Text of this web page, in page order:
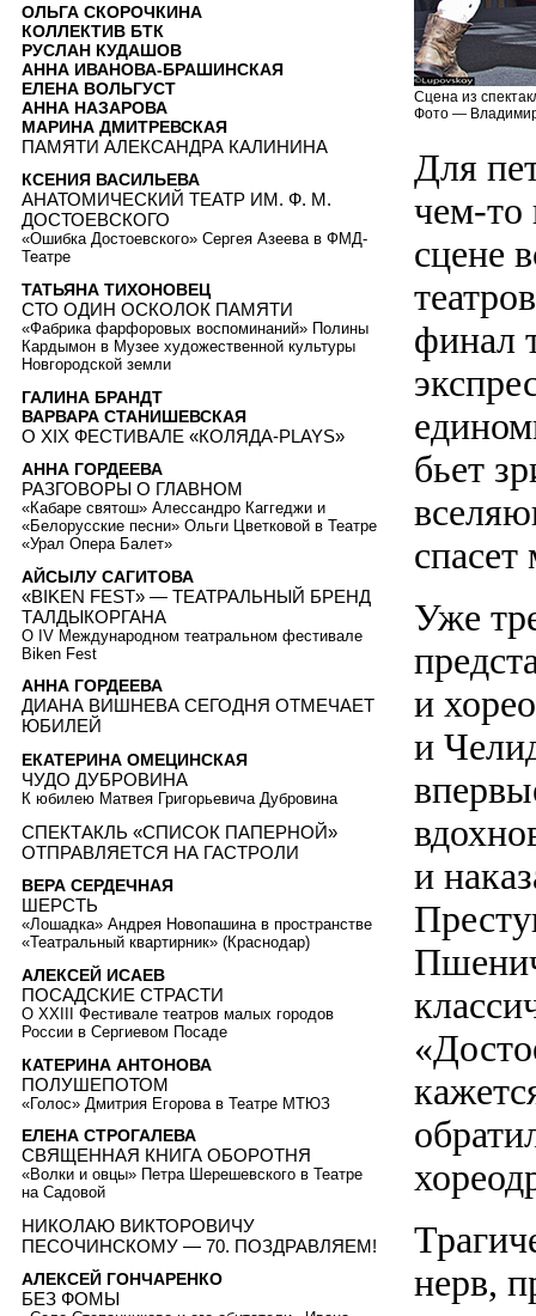
Сцена из
Фото —
Для
чем-то
сцене
финал
бьет
Уже
и
и
и
нерв,
ОЛЬГА СКОРОЧКИНА
КОЛЛЕКТИВ БТК
РУСЛАН КУДАШОВ
АННА ИВАНОВА-БРАШИНСКАЯ
ЕЛЕНА ВОЛЬГУСТ
АННА НАЗАРОВА
МАРИНА ДМИТРЕВСКАЯ
ПАМЯТИ АЛЕКСАНДРА КАЛИНИНА
КСЕНИЯ ВАСИЛЬЕВА
АНАТОМИЧЕСКИЙ ТЕАТР ИМ. Ф. М.
ДОСТОЕВСКОГО
«Ошибка Достоевского» Сергея Азеева в ФМД-
Театре
ТАТЬЯНА ТИХОНОВЕЦ
СТО ОДИН ОСКОЛОК ПАМЯТИ
«Фабрика фарфоровых воспоминаний» Полины
Кардымон в Музее художественной культуры
Новгородской земли
ГАЛИНА БРАНДТ
ВАРВАРА СТАНИШЕВСКАЯ
О XIX ФЕСТИВАЛЕ «КОЛЯДА-PLAYS»
АННА ГОРДЕЕВА
РАЗГОВОРЫ О ГЛАВНОМ
«Кабаре святош» Алессандро Каггеджи и
«Белорусские песни» Ольги Цветковой в Театре
«Урал Опера Балет»
АЙСЫЛУ САГИТОВА
«BIKEN FEST» — ТЕАТРАЛЬНЫЙ БРЕНД
ТАЛДЫКОРГАНА
О IV Международном театральном фестивале
Biken Fest
АННА ГОРДЕЕВА
ДИАНА ВИШНЕВА СЕГОДНЯ ОТМЕЧАЕТ
ЮБИЛЕЙ
ЕКАТЕРИНА ОМЕЦИНСКАЯ
ЧУДО ДУБРОВИНА
К юбилею Матвея Григорьевича Дубровина
СПЕКТАКЛЬ «СПИСОК ПАПЕРНОЙ»
ОТПРАВЛЯЕТСЯ НА ГАСТРОЛИ
ВЕРА СЕРДЕЧНАЯ
ШЕРСТЬ
«Лошадка» Андрея Новопашина в пространстве
«Театральный квартирник» (Краснодар)
АЛЕКСЕЙ ИСАЕВ
ПОСАДСКИЕ СТРАСТИ
О XXIII Фестивале театров малых городов
России в Сергиевом Посаде
КАТЕРИНА АНТОНОВА
ПОЛУШЕПОТОМ
«Голос» Дмитрия Егорова в Театре МТЮЗ
ЕЛЕНА СТРОГАЛЕВА
СВЯЩЕННАЯ КНИГА ОБОРОТНЯ
«Волки и овцы» Петра Шерешевского в Театре
на Садовой
НИКОЛАЮ ВИКТОРОВИЧУ
ПЕСОЧИНСКОМУ — 70. ПОЗДРАВЛЯЕМ!
АЛЕКСЕЙ ГОНЧАРЕНКО
БЕЗ ФОМЫ